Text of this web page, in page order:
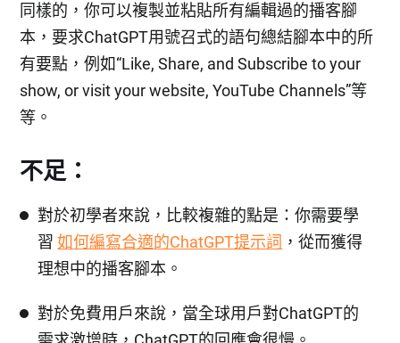
同樣的，你可以複製並粘貼所有編輯過的播客腳
本，要求ChatGPT用號召式的語句總結腳本中的所
有要點，例如“Like, Share, and Subscribe to your
show, or visit your website, YouTube Channels”等
等。
不足：
對於初學者來說，比較複雜的點是：你需要學
習如何編寫合適的ChatGPT提示詞 ，從而獲得
理想中的播客腳本。
對於免費用戶來說，當全球用戶對ChatGPT的